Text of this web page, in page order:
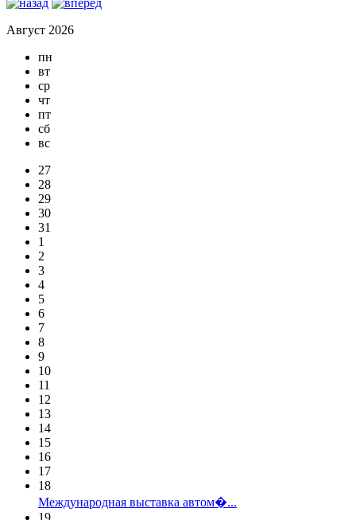
Август 2026
пн
вт
ср
чт
пт
сб
вс
27
28
29
30
31
1
2
3
4
5
6
7
8
9
10
11
12
13
14
15
16
17
18
Международная выставка автом�...
19